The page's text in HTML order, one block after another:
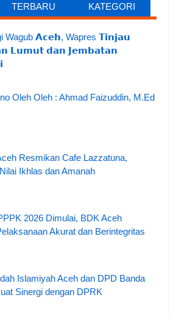
TERBARU KATEGORI
Wagub 𝗔𝗰𝗲𝗵, Wapres 𝗧𝗶𝗻𝗷𝗮𝘂
𝗟𝘂𝗺𝘂𝘁 𝗱𝗮𝗻 𝗝𝗲𝗺𝗯𝗮𝘁𝗮𝗻
Oleh Oleh : Ahmad Faizuddin, M.Ed
Resmikan Cafe Lazzatuna,
Ikhlas dan Amanah
2026 Dimulai, BDK Aceh
Akurat dan Berintegritas
Islamiyah Aceh dan DPD Banda
Sinergi dengan DPRK